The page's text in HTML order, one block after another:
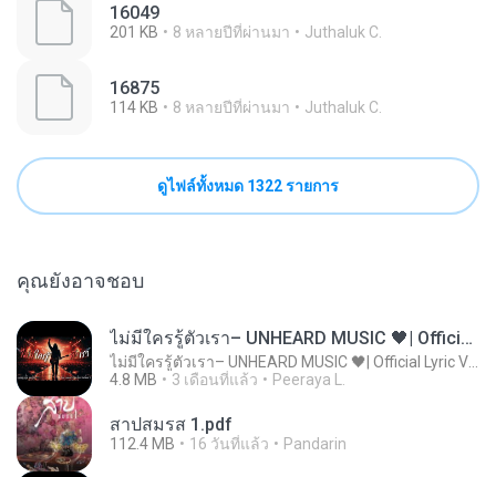
16049
201 KB 8 หลายปีที่ผ่านมา Juthaluk C.
16875
114 KB 8 หลายปีที่ผ่านมา Juthaluk C.
ดูไฟล์ทั้งหมด 1322 รายการ
คุณยังอาจชอบ
ไม่มีใครรู้ตัวเรา– UNHEARD MUSIC 🖤| Official Lyric Video | เพลงสู้ชีวิต
4.8 MB
3 เดือนที่แล้ว Peeraya L.
สาปสมรส 1.pdf
112.4 MB 16 วันที่แล้ว Pandarin